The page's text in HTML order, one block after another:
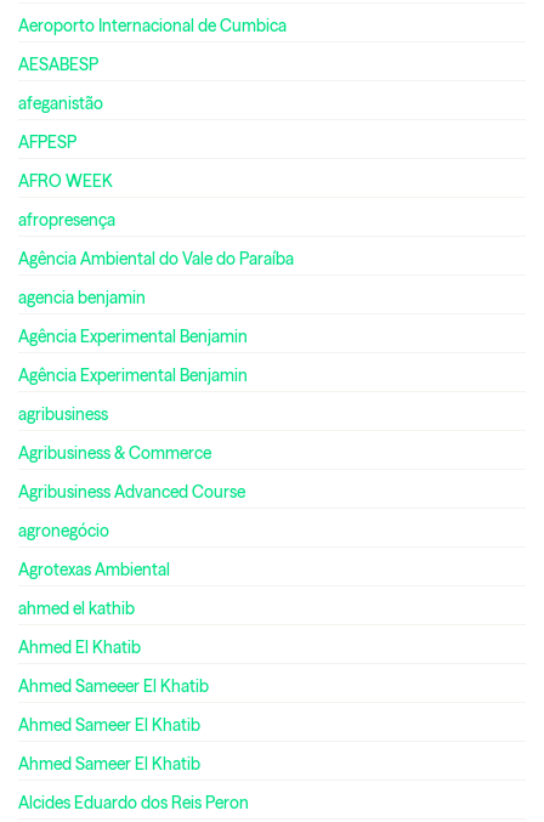
Aeroporto Internacional de Cumbica
AESABESP
afeganistão
AFPESP
AFRO WEEK
afropresença
Agência Ambiental do Vale do Paraíba
agencia benjamin
Agência Experimental Benjamin
Agência Experimental Benjamin
agribusiness
Agribusiness & Commerce
Agribusiness Advanced Course
agronegócio
Agrotexas Ambiental
ahmed el kathib
Ahmed El Khatib
Ahmed Sameeer El Khatib
Ahmed Sameer El Khatib
Ahmed Sameer El Khatib
Alcides Eduardo dos Reis Peron